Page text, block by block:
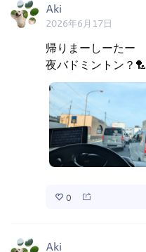
Aki
2026年6月17日
帰りまーしーたー
夜バドミントン？🏸
0
Aki